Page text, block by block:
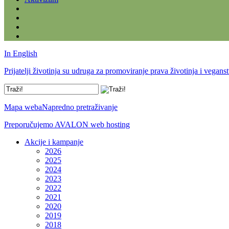
In English
Prijatelji životinja su udruga za promoviranje prava životinja i
Mapa webaNapredno pretraživanje
Preporučujemo AVALON web hosting
Akcije i kampanje
2026
2025
2024
2023
2022
2021
2020
2019
2018